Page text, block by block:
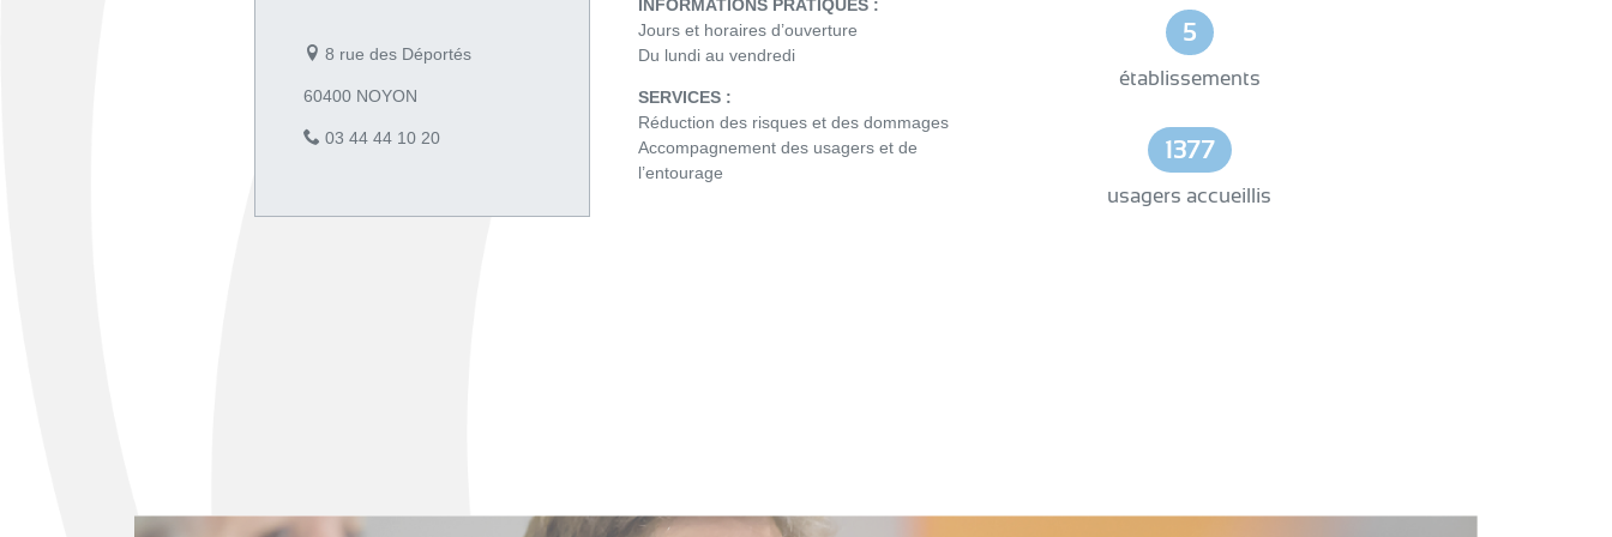
8 rue des Déportés
60400 NOYON
03 44 44 10 20
INFORMATIONS PRATIQUES :
Jours et horaires d’ouverture
Du lundi au vendredi
SERVICES :
Réduction des risques et des dommages
Accompagnement des usagers et de
l’entourage
5
établissements
1377
usagers accueillis